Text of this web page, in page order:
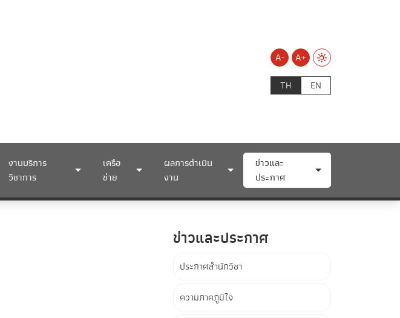
A-
A+
TH
EN
งานบริการ
วิชาการ
เครือ
ข่าย
ผลการดำเนิน
งาน
ข่าวและ
ประกาศ
ข่าวและประกาศ
ประกาศสำนักวิชา
ความภาคภูมิใจ